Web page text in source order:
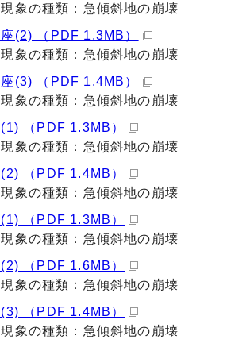
象の種類：急傾斜地の崩壊
(2) （PDF 1.3MB）
象の種類：急傾斜地の崩壊
(3) （PDF 1.4MB）
象の種類：急傾斜地の崩壊
（PDF 1.3MB）
象の種類：急傾斜地の崩壊
（PDF 1.4MB）
象の種類：急傾斜地の崩壊
（PDF 1.3MB）
象の種類：急傾斜地の崩壊
（PDF 1.6MB）
象の種類：急傾斜地の崩壊
（PDF 1.4MB）
象の種類：急傾斜地の崩壊